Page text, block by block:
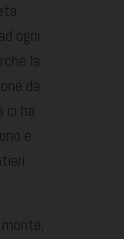
ogni
la
da
ci ha
e